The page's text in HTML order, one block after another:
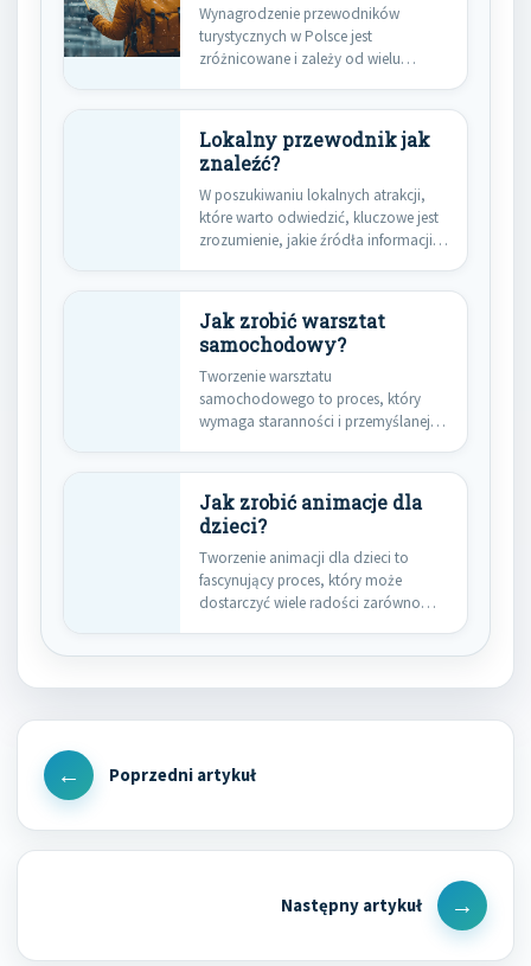
Wynagrodzenie przewodników
turystycznych w Polsce jest
zróżnicowane i zależy od wielu
Lokalny przewodnik jak
znaleźć?
W poszukiwaniu lokalnych atrakcji,
które warto odwiedzić, kluczowe jest
zrozumienie, jakie źródła informacji
Jak zrobić warsztat
samochodowy?
Tworzenie warsztatu
samochodowego to proces, który
wymaga staranności i przemyślanej
Jak zrobić animacje dla
dzieci?
Tworzenie animacji dla dzieci to
fascynujący proces, który może
dostarczyć wiele radości zarówno
Nawigacja
wpisu
Previous
Next
Post